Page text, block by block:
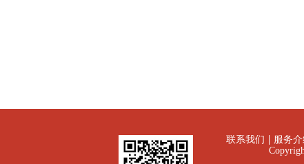
联系我们 服务介